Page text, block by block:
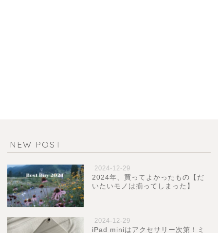
NEW POST
2024-12-29
2024年、買ってよかったもの【だ
いたいモノは揃ってしまった】
2024-12-29
iPad miniはアクセサリー次第！ミ